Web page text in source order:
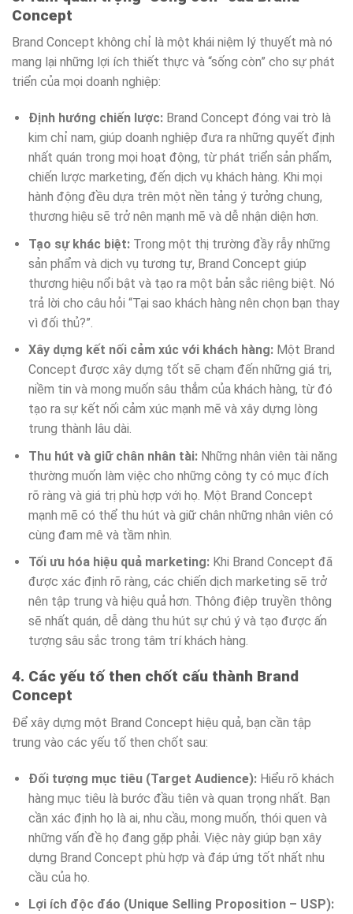
Concept
Brand Concept không chỉ là một khái niệm lý thuyết mà nó
mang lại những lợi ích thiết thực và “sống còn” cho sự phát
triển của mọi doanh nghiệp:
Định hướng chiến lược:Brand Concept đóng vai trò là
kim chỉ nam, giúp doanh nghiệp đưa ra những quyết định
nhất quán trong mọi hoạt động, từ phát triển sản phẩm,
chiến lược marketing, đến dịch vụ khách hàng. Khi mọi
hành động đều dựa trên một nền tảng ý tưởng chung,
thương hiệu sẽ trở nên mạnh mẽ và dễ nhận diện hơn.
Tạo sự khác biệt:Trong một thị trường đầy rẫy những
sản phẩm và dịch vụ tương tự, Brand Concept giúp
thương hiệu nổi bật và tạo ra một bản sắc riêng biệt. Nó
trả lời cho câu hỏi “Tại sao khách hàng nên chọn bạn thay
vì đối thủ?”.
Xây dựng kết nối cảm xúc với khách hàng:Một Brand
Concept được xây dựng tốt sẽ chạm đến những giá trị,
niềm tin và mong muốn sâu thẳm của khách hàng, từ đó
tạo ra sự kết nối cảm xúc mạnh mẽ và xây dựng lòng
trung thành lâu dài.
Thu hút và giữ chân nhân tài:Những nhân viên tài năng
thường muốn làm việc cho những công ty có mục đích
rõ ràng và giá trị phù hợp với họ. Một Brand Concept
mạnh mẽ có thể thu hút và giữ chân những nhân viên có
cùng đam mê và tầm nhìn.
Tối ưu hóa hiệu quả marketing:Khi Brand Concept đã
được xác định rõ ràng, các chiến dịch marketing sẽ trở
nên tập trung và hiệu quả hơn. Thông điệp truyền thông
sẽ nhất quán, dễ dàng thu hút sự chú ý và tạo được ấn
tượng sâu sắc trong tâm trí khách hàng.
4. Các yếu tố then chốt cấu thành Brand
Concept
Để xây dựng một Brand Concept hiệu quả, bạn cần tập
trung vào các yếu tố then chốt sau:
Đối tượng mục tiêu (Target Audience):Hiểu rõ khách
hàng mục tiêu là bước đầu tiên và quan trọng nhất. Bạn
cần xác định họ là ai, nhu cầu, mong muốn, thói quen và
những vấn đề họ đang gặp phải. Việc này giúp bạn xây
dựng Brand Concept phù hợp và đáp ứng tốt nhất nhu
cầu của họ.
Lợi ích độc đáo (Unique Selling Proposition – USP):